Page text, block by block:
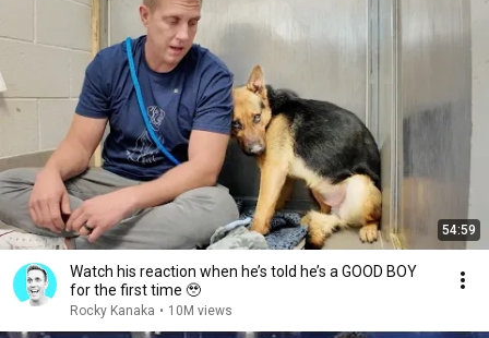
54:59
Watch his reaction when he’s told he’s a GOOD BOY
for the first time 🥹
Rocky Kanaka • 10M views